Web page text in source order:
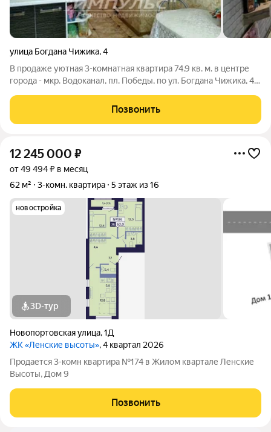
улица Богдана Чижика,4
В продаже уютная 3-комнатная квартира 74.9 кв. м. в центре
города - мкр. Водоканал, пл. Победы, по ул. Богдана Чижика, 4. -
пассажирский - Просторная лоджия на 2 комнаты - Санузел
раздельный -
Позвонить
12 245 000 ₽
от 49 494 ₽ в месяц
62 м²
3-комн. квартира 5 этаж из 16
новостройка
3D-тур
Новопортовская улица,1Д
ЖК «Ленские высоты», 4 квартал 2026
Продается 3-комн квартира №174 в Жилом квартале Ленские
Высоты, Дом 9
Позвонить